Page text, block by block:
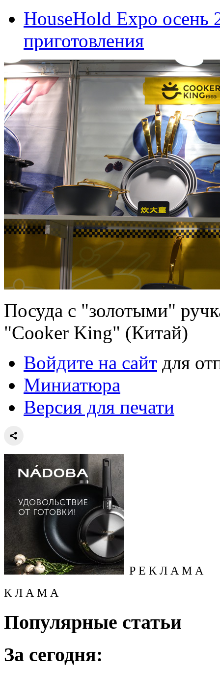
HouseHold Expo осень
приготовления
Посуда с "золотыми"
"Cooker King" (Китай)
Войдите на сайт для
Миниатюра
Версия для печати
Р Е К Л А М А
К Л А М А
Популярные статьи
За сегодня: